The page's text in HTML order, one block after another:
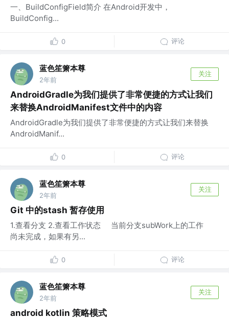
一、BuildConfigField简介 在Android开发中，
BuildConfig...
0 评论
蓝色笙箫本尊
2年前
关注
AndroidGradle为我们提供了非常便捷的方式让我们
来替换AndroidManifest文件中的内容
AndroidGradle为我们提供了非常便捷的方式让我们来替换
AndroidManif...
0 评论
蓝色笙箫本尊
2年前
关注
Git 中的stash 暂存使用
1.查看分支 2.查看工作状态 当前分支subWork上的工作
尚未完成，如果有另...
0 评论
蓝色笙箫本尊
2年前
关注
android kotlin 策略模式